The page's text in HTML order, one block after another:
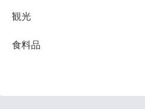
観光
食料品